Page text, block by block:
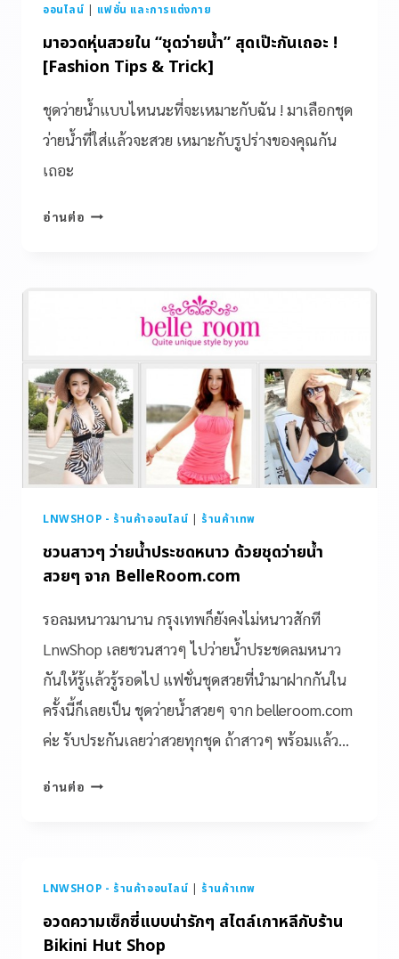
ออนไลน์ | แฟชั่น และการแต่งกาย
มาอวดหุ่นสวยใน “ชุดว่ายน้ำ” สุดเป๊ะกันเถอะ !
[Fashion Tips & Trick]
ชุดว่ายน้ำแบบไหนนะที่จะเหมาะกับฉัน ! มาเลือกชุด
ว่ายน้ำที่ใส่แล้วจะสวย เหมาะกับรูปร่างของคุณกัน
เถอะ
อ่านต่อ
LNWSHOP - ร้านค้าออนไลน์ | ร้านค้าเทพ
ชวนสาวๆ ว่ายน้ำประชดหนาว ด้วยชุดว่ายน้ำ
สวยๆ จาก BelleRoom.com
รอลมหนาวมานาน กรุงเทพก็ยังคงไม่หนาวสักที
LnwShop เลยชวนสาวๆ ไปว่ายน้ำประชดลมหนาว
กันให้รู้แล้วรู้รอดไป แฟชั่นชุดสวยที่นำมาฝากกันใน
ครั้งนี้ก็เลยเป็น ชุดว่ายน้ำสวยๆ จาก belleroom.com
ค่ะ รับประกันเลยว่าสวยทุกชุด ถ้าสาวๆ พร้อมแล้ว…
อ่านต่อ
LNWSHOP - ร้านค้าออนไลน์ | ร้านค้าเทพ
อวดความเซ็กซี่แบบน่ารักๆ สไตล์เกาหลีกับร้าน
Bikini Hut Shop